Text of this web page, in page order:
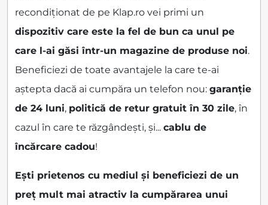
recondiționat de pe Klap.ro vei primi un
dispozitiv care este la fel de bun ca unul pe
care l-ai găsi într-un magazine de produse noi.
Beneficiezi de toate avantajele la care te-ai
aștepta dacă ai cumpăra un telefon nou: garanție
de 24 luni, politică de retur gratuit în 30 zile, în
cazul în care te răzgândești, și... cablu de
încărcare cadou!
Ești prietenos cu mediul și beneficiezi de un
preț mult mai atractiv la cumpărarea unui